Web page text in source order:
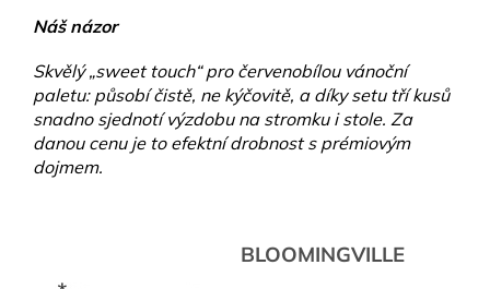
Náš názor
Skvělý „sweet touch“ pro červenobílou vánoční
paletu: působí čistě, ne kýčovitě, a díky setu tří kusů
snadno sjednotí výzdobu na stromku i stole. Za
danou cenu je to efektní drobnost s prémiovým
dojmem.
BLOOMINGVILLE